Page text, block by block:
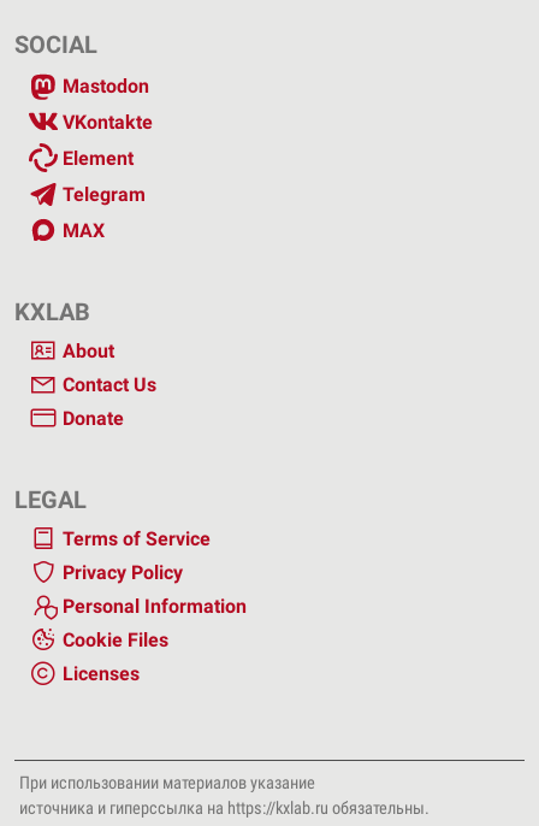
SOCIAL
Mastodon
VKontakte
Element
Telegram
MAX
KXLAB
About
Contact Us
Donate
LEGAL
Terms of Service
Privacy Policy
Personal Information
Cookie Files
Licenses
При использовании материалов указание
источника и гиперссылка на https://kxlab.ru обязательны.